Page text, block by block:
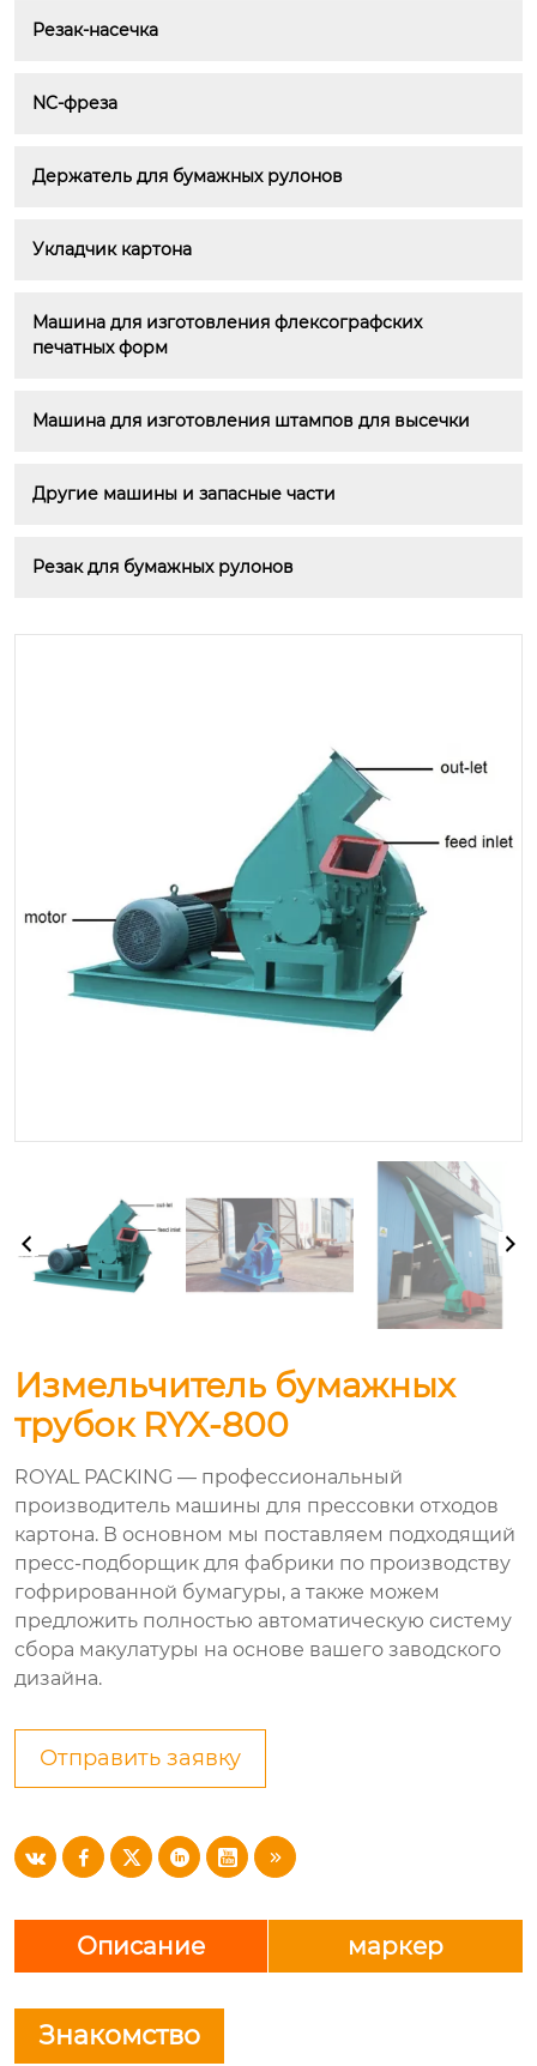
Резак-насечка
NC-фреза
Держатель для бумажных рулонов
Укладчик картона
Машина для изготовления флексографских
печатных форм
Машина для изготовления штампов для высечки
Другие машины и запасные части
Резак для бумажных рулонов
Измельчитель бумажных
трубок RYX-800
ROYAL PACKING — профессиональный
производитель машины для прессовки отходов
картона. В основном мы поставляем подходящий
пресс-подборщик для фабрики по производству
гофрированной бумагуры, а также можем
предложить полностью автоматическую систему
сбора макулатуры на основе вашего заводского
дизайна.
Отправить заявку
     
Описание маркер
Знакомство